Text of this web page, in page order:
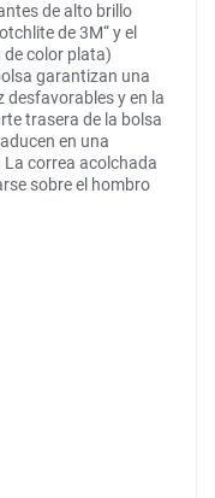
de alto brillo
de 3M“ y el
de color plata)
garantizan una
desfavorables y en la
trasera de la bolsa
en una
correa acolchada
sobre el hombro